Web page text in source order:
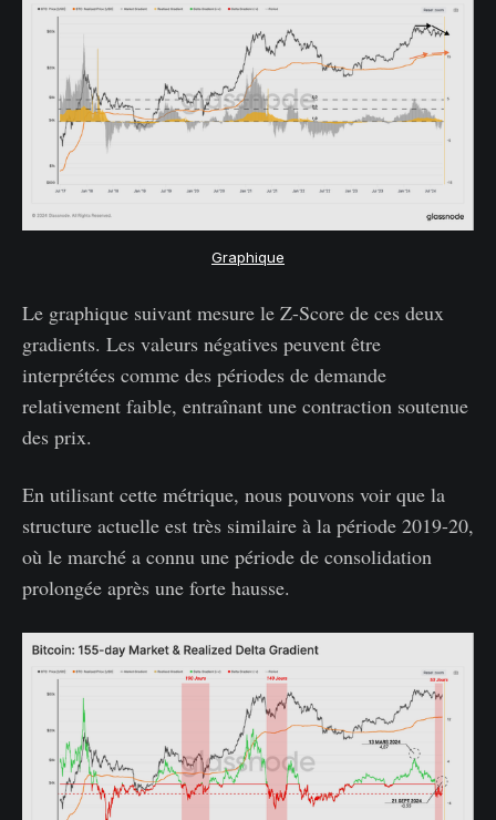
Graphique
Le graphique suivant mesure le Z-Score de ces deux
gradients. Les valeurs négatives peuvent être
interprétées comme des périodes de demande
relativement faible, entraînant une contraction soutenue
des prix.
En utilisant cette métrique, nous pouvons voir que la
structure actuelle est très similaire à la période 2019-20,
où le marché a connu une période de consolidation
prolongée après une forte hausse.